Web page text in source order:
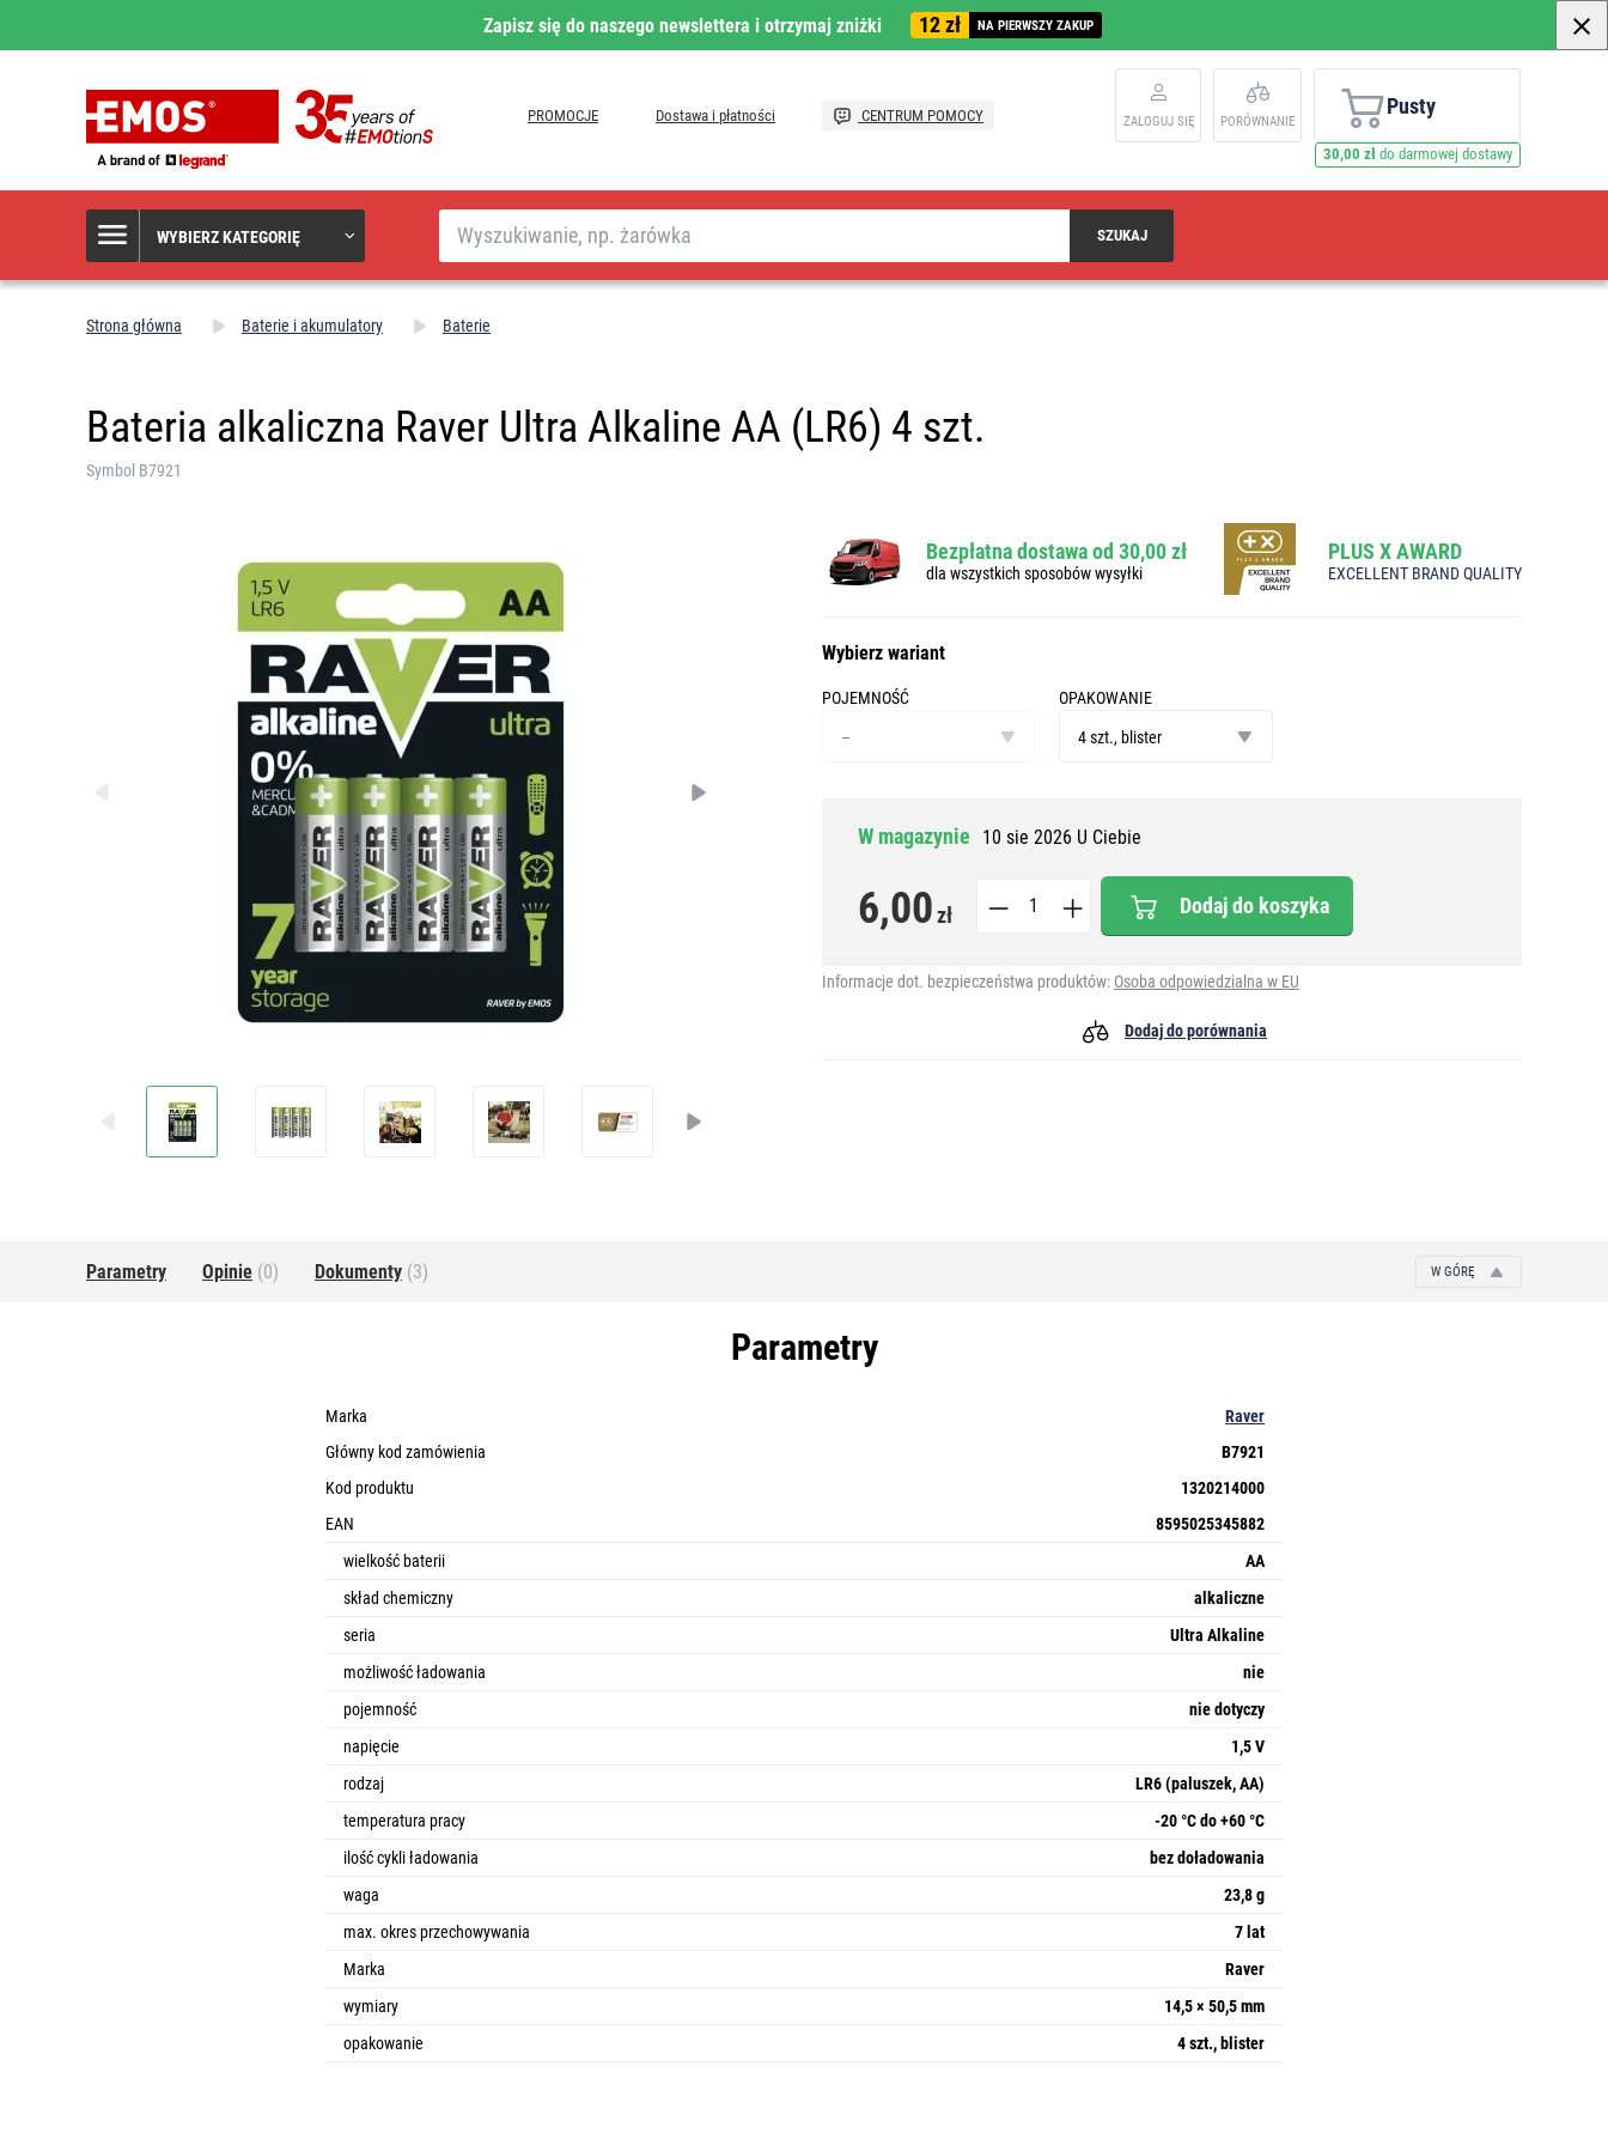
Zapisz się do naszego newslettera i otrzymaj zniżki 12 zł NA PIERWSZY ZAKUP
PROMOCJE Dostawa i płatności CENTRUM POMOCY ZALOGUJ SIĘ PORÓWNANIE
Pusty
30,00 złdo darmowej dostawy
WYBIERZ KATEGORIĘ
Szukaj
SZUKAJ
Strona główna Baterie i akumulatory Baterie
Bateria alkaliczna Raver Ultra Alkaline AA (LR6) 4 szt.
Symbol B7921
Bezpłatna dostawa od 30,00 zł
dla wszystkich sposobów wysyłki
PLUS X AWARD
EXCELLENT BRAND QUALITY
Wybierz wariant
POJEMNOŚĆ
–
OPAKOWANIE
4 szt., blister
W magazynie 10 sie 2026 U Ciebie
6,00zł Dodaj do koszyka
Informacje dot. bezpieczeństwa produktów: Osoba odpowiedzialna w EU
Dodaj do porównania
Parametry Opinie (0) Dokumenty (3) W GÓRĘ
Parametry
Marka
Raver
Główny kod zamówienia
B7921
Kod produktu
1320214000
EAN
8595025345882
wielkość baterii
AA
skład chemiczny
alkaliczne
seria
Ultra Alkaline
możliwość ładowania
nie
pojemność
nie dotyczy
napięcie
1,5 V
rodzaj
LR6 (paluszek, AA)
temperatura pracy
-20 °C do +60 °C
ilość cykli ładowania
bez doładowania
waga
23,8 g
max. okres przechowywania
7 lat
Marka
Raver
wymiary
14,5 × 50,5 mm
opakowanie
4 szt., blister